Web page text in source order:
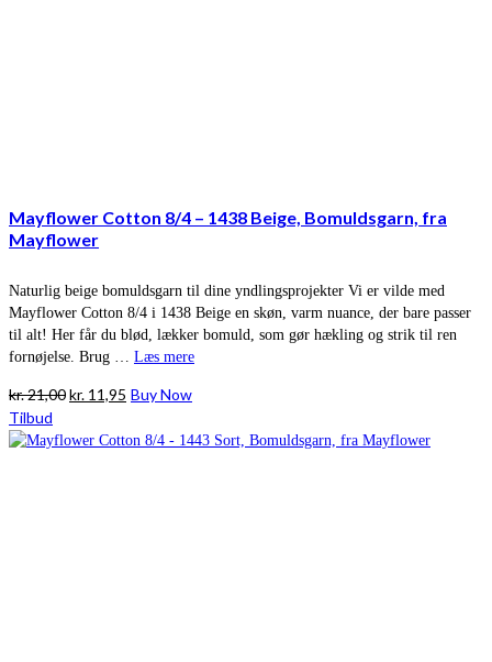
Mayflower Cotton 8/4 – 1438 Beige, Bomuldsgarn, fra
Mayflower
Naturlig beige bomuldsgarn til dine yndlingsprojekter Vi er vilde med
Mayflower Cotton 8/4 i 1438 Beige en skøn, varm nuance, der bare passer
til alt! Her får du blød, lækker bomuld, som gør hækling og strik til ren
fornøjelse. Brug … Læs mere
kr.21,00Den
pris
kr. 11,95 Den
pris
Buy Now
Tilbud